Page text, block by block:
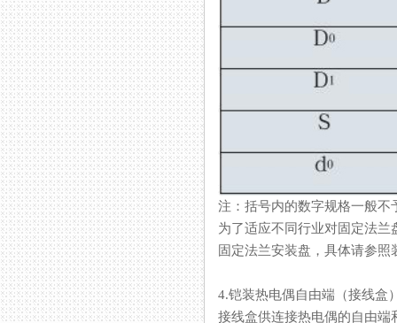
注：括号内的数字规格一般不
为了适应不同行业对固定法兰
固定法兰安装盘，具体请参
4.铠装热电偶自由端（接线盒
接线盒供连接热电偶的自由端和显示